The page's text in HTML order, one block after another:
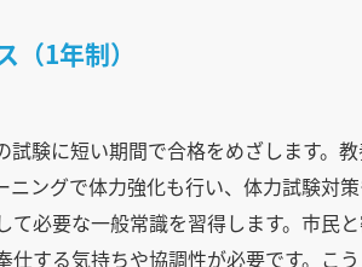
1年制）
験に短い期間で合格をめざします。
ングで体力強化も行い、体力試験対
必要な一般常識を習得します。市民
する気持ちや協調性が必要です。こ